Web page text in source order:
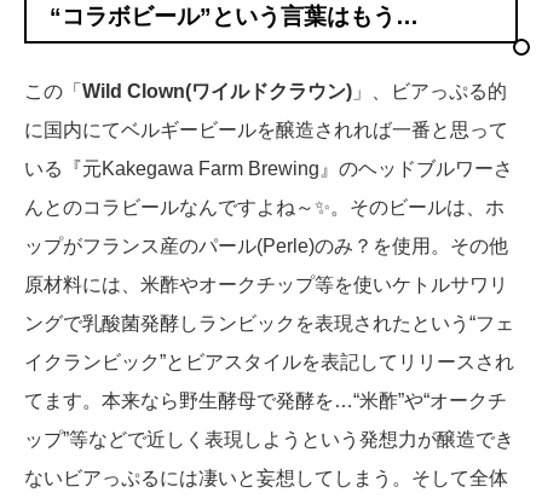
“コラボビール”という言葉はもう…
この「 Wild Clown(ワイルドクラウン) 」、ビアっぷる的
に国内にてベルギービールを醸造されれば一番と思って
いる『元Kakegawa Farm Brewing』のヘッドブルワーさ
んとのコラビールなんですよね～✨。そのビールは、ホ
ップがフランス産のパール(Perle)のみ？を使用。その他
原材料には、米酢やオークチップ等を使いケトルサワリ
ングで乳酸菌発酵しランビックを表現されたという“フェ
イクランビック”とビアスタイルを表記してリリースされ
てます。本来なら野生酵母で発酵を…“米酢”や“オークチ
ップ”等などで近しく表現しようという発想力が醸造でき
ないビアっぷるには凄いと妄想してしまう。そして全体